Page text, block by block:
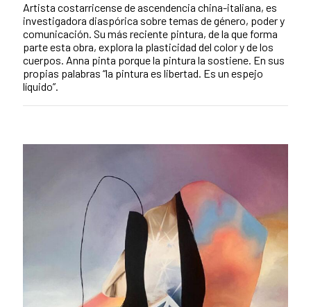
Artista costarricense de ascendencia china-italiana, es
investigadora diaspórica sobre temas de género, poder y
comunicación. Su más reciente pintura, de la que forma
parte esta obra, explora la plasticidad del color y de los
cuerpos. Anna pinta porque la pintura la sostiene. En sus
propias palabras “la pintura es libertad. Es un espejo
líquido”.